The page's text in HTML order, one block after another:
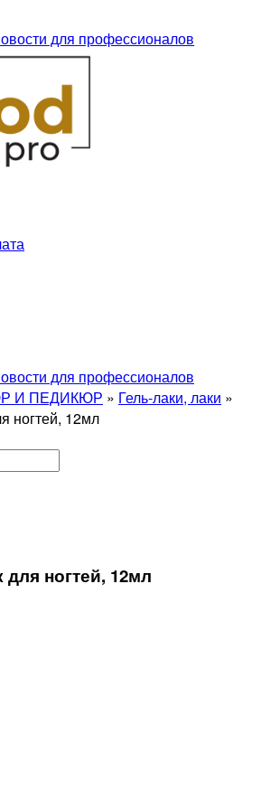
для профессионалов
для профессионалов
И ПЕДИКЮР » Гель-лаки, лаки »
ногтей, 12мл
для ногтей, 12мл